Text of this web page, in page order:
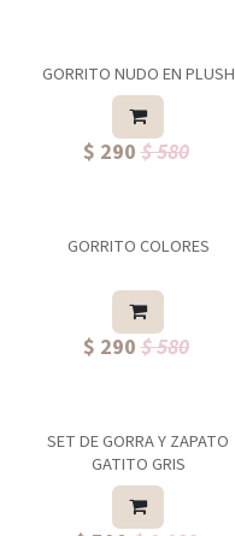
GORRITO NUDO EN PLUSH
$ 290$ 580
GORRITO COLORES
$ 290$ 580
SET DE GORRA Y ZAPATO
GATITO GRIS